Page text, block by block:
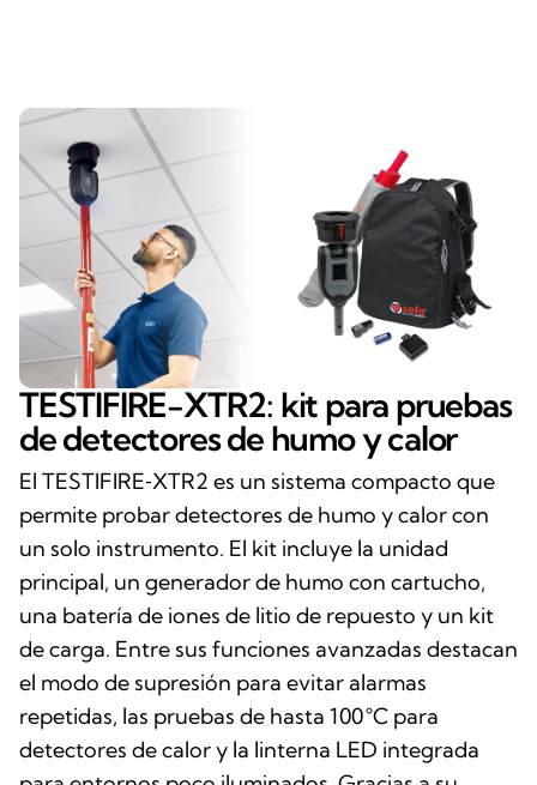
TESTIFIRE-XTR2: kit para pruebas
de detectores de humo y calor
El TESTIFIRE‑XTR2 es un sistema compacto que
permite probar detectores de humo y calor con
un solo instrumento. El kit incluye la unidad
principal, un generador de humo con cartucho,
una batería de iones de litio de repuesto y un kit
de carga. Entre sus funciones avanzadas destacan
el modo de supresión para evitar alarmas
repetidas, las pruebas de hasta 100 °C para
detectores de calor y la linterna LED integrada